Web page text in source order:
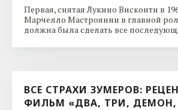
Первая, снятая Лукино Висконти в
Марчелло Мастроянни в главной
должна была сделать все
ВСЕ СТРАХИ ЗУМЕРОВ:
ФИЛЬМ «ДВА, ТРИ,